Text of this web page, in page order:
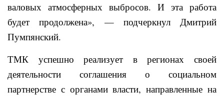
валовых атмосферных выбросов. И эта работа
будет продолжена», — подчеркнул Дмитрий
Пумпянский.
ТМК успешно реализует в регионах своей
деятельности соглашения о социальном
партнерстве с органами власти, направленные на